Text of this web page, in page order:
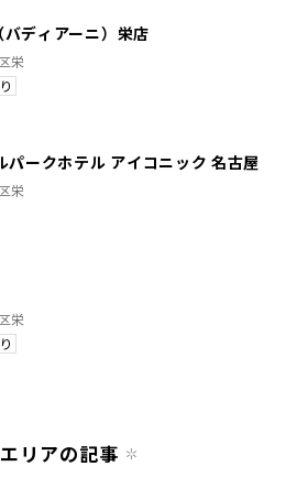
ディアーニ）栄店
栄
パークホテル アイコニック 名古屋
栄
栄
リアの記事